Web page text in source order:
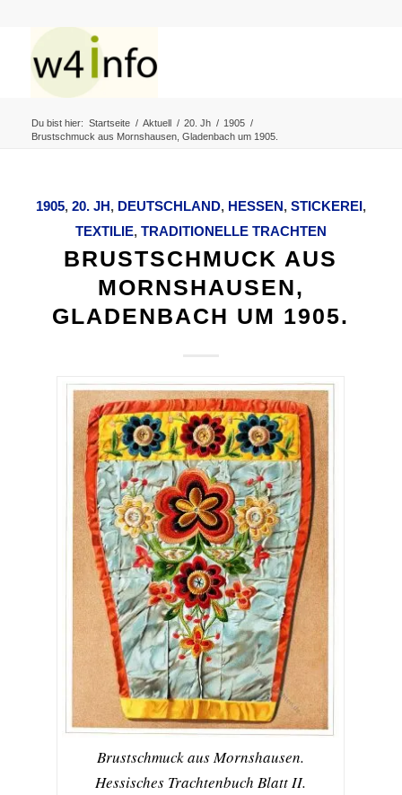
Du bist hier: Startseite / Aktuell / 20. Jh / 1905 /
Brustschmuck aus Mornshausen, Gladenbach um 1905.
1905, 20. JH, DEUTSCHLAND, HESSEN, STICKEREI,
TEXTILIE, TRADITIONELLE TRACHTEN
BRUSTSCHMUCK AUS
MORNSHAUSEN,
GLADENBACH UM 1905.
Brustschmuck aus Mornshausen.
Hessisches Trachtenbuch Blatt II.